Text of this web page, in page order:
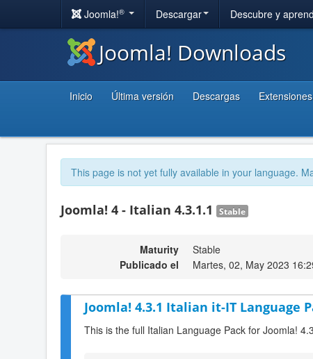
Joomla!® Descargar Descubre y
Joomla! Downloads
Inicio Última versión Descargas Extensiones
This page is not yet fully available in your language.
Joomla! 4 - Italian 4.3.1.1 Stable
Maturity
Stable
Publicado el
Martes, 02, May 2023
Joomla! 4.3.1 Italian it-IT Language
This is the full Italian Language Pack for Joomla!